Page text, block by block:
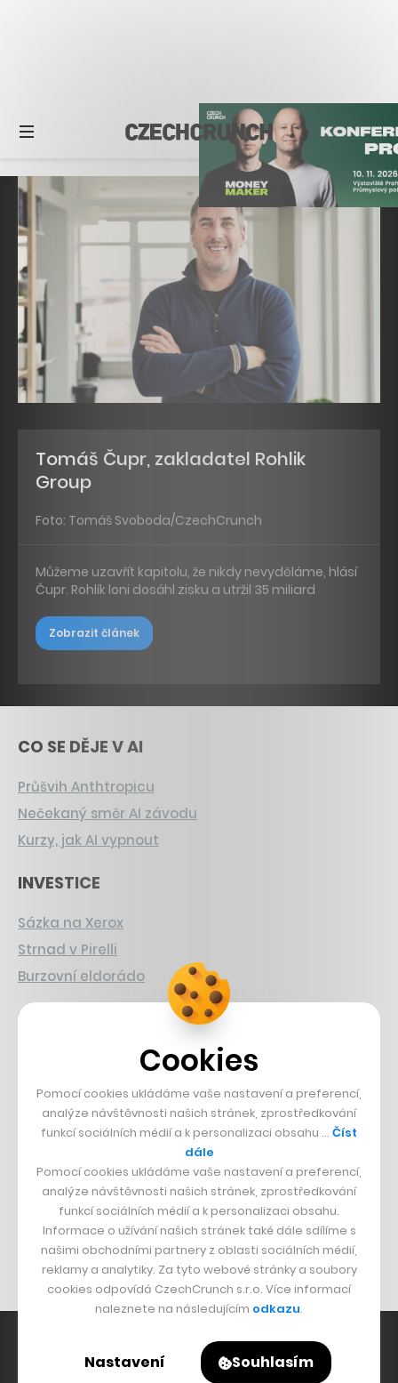
Tomáš Čupr, zakladatel Rohlik
Group
Foto: Tomáš Svoboda/CzechCrunch
Můžeme uzavřít kapitolu, že nikdy nevyděláme, hlásí
Čupr. Rohlík loni dosáhl zisku a utržil 35 miliard
Zobrazit článek
CO SE DĚJE V AI
Průšvih Anthtropicu
Nečekaný směr AI závodu
Kurzy, jak AI vypnout
INVESTICE
Sázka na Xerox
Strnad v Pirelli
Burzovní eldorádo
PŘÍBĚHY Z GASTRA
Boční projekt, co se zvrtnul
Francouzský šéfkuchař na Šumavě
Dva golfisti, co pečou
Bomma není tichá
Originální hodinky
Nábytek z betonu
Cookies
Pomocí cookies ukládáme vaše nastavení a preferencí,
analýze návštěvnosti našich stránek, zprostředkování
funkcí sociálních médií a k personalizaci obsahu … Číst
dále
Pomocí cookies ukládáme vaše nastavení a preferencí,
analýze návštěvnosti našich stránek, zprostředkování
funkcí sociálních médií a k personalizaci obsahu.
Informace o užívání našich stránek také dále sdílíme s
našimi obchodními partnery z oblasti sociálních médií,
reklamy a analytiky. Za tyto webové stránky a soubory
cookies odpovídá CzechCrunch s.r.o. Více informací
naleznete na následujícím odkazu.
Nastavení Souhlasím